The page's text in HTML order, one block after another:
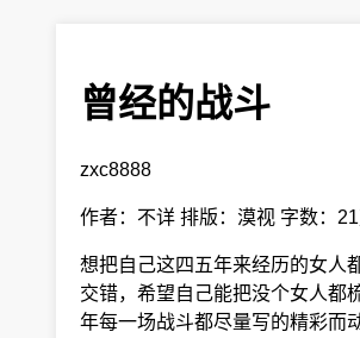
曾经的战斗
zxc8888 曾
作者：不详 排版：漠视 字数：
想把自己这四五年来经历的女人
交错，希望自己能把没个女人都
年每一场战斗都尽量写的精彩而